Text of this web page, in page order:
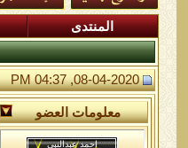
المنتدى
08-04-2020, 04:37 PM
معلومات العضو